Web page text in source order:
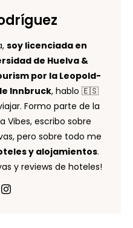
soy licenciada en
de Huelva &
por la Leopold-
Innbruck, hablo 🇪🇸
Formo parte de la
Vibes, escribo sobre
pero sobre todo me
y alojamientos.
y reviews de hoteles!